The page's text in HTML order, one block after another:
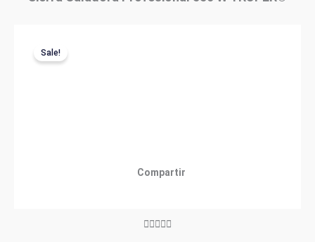
Sale!
Compartir
